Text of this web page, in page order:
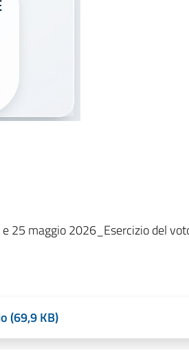
25 maggio 2026_Esercizio del
(69,9 KB)